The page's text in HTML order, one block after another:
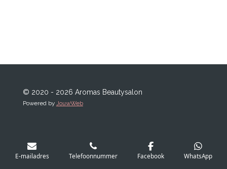
© 2020 - 2026 Aromas Beautysalon
Powered by JouwWeb
E-mailadres Telefoonnummer Facebook WhatsApp